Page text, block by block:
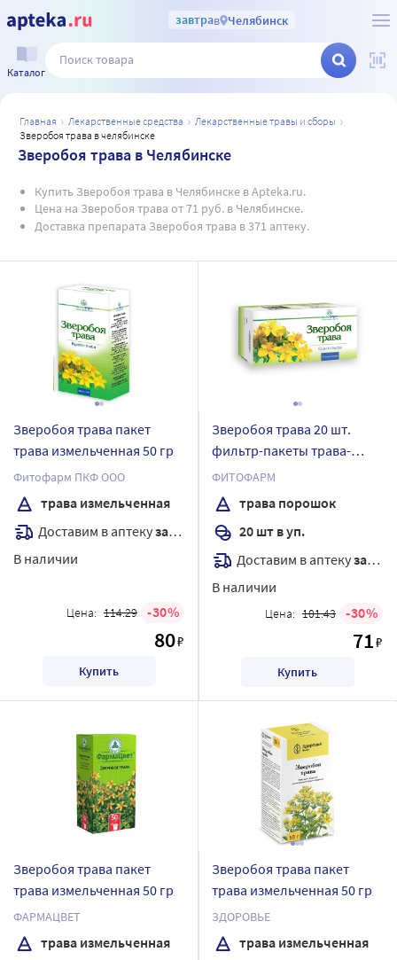
завтрав Челябинск
Каталог
главная лекарственные средства
лекарственные травы и сборы
зверобоя трава в челябинске
Зверобоя трава в Челябинске
Купить Зверобоя трава в Челябинске в Apteka.ru.
Цена на Зверобоя трава от 71 руб. в Челябинске.
Доставка препарата Зверобоя трава в 371 аптеку.
Зверобоя трава пакет
трава измельченная 50 гр
Фитофарм ПКФ ООО
трава измельченная
Доставим в аптекузавтра
В наличии
Цена: 114.29 30
80₽
Купить
Зверобоя трава 20 шт.
фильтр-пакеты трава-
порошок 1,5 гр
ФИТОФАРМ
трава порошок
20 шт в уп.
Доставим в аптекузавтра
В наличии
Цена: 101.43 30
71₽
Купить
Зверобоя трава пакет
трава измельченная 50 гр
ФАРМАЦВЕТ
трава измельченная
Зверобоя трава пакет
трава измельченная 50 гр
ЗДОРОВЬЕ
трава измельченная